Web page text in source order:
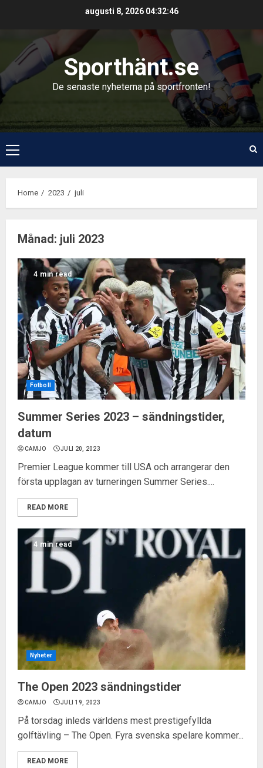
augusti 8, 2026 04:32:46
Sporthänt.se
De senaste nyheterna på sportfronten!
Primary
Menu
Home 2023 juli
Månad: juli 2023
4 min read
Fotboll
Summer Series 2023 – sändningstider,
datum
CAMJO JULI 20, 2023
Premier League kommer till USA och arrangerar den
första upplagan av turneringen Summer Series....
READ MORE
4 min read
Nyheter
The Open 2023 sändningstider
CAMJO JULI 19, 2023
På torsdag inleds världens mest prestigefyllda
golftävling – The Open. Fyra svenska spelare kommer...
READ MORE